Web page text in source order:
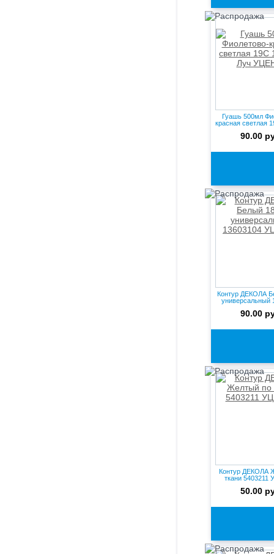
Гуашь 500мл
красная светлая
90.00
Контур ДЕКОЛА
универсальный
90.00
Контур ДЕКОЛА
ткани 5403211
50.00